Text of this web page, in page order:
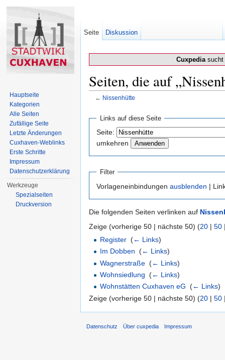
Cuxpediasucht
Seiten, die auf
← Nissenhütte
Links auf diese Seite
Seite:
umkehren
Filter
Vorlageneinbindungen ausblenden |
Die folgenden Seiten verlinken auf
Zeige (vorherige 50 | nächste 50) (20 | 50
Register (← Links)
Im Dobben
(← Links)
Wagnerstraße (← Links)
Wohnsiedlung
(← Links)
Wohnstätten Cuxhaven eG
(← Links)
Zeige (vorherige 50 | nächste 50) (20 | 50
Seite Diskussion
Hauptseite
Kategorien
Alle Seiten
Zufällige Seite
Letzte Änderungen
Cuxhaven-Weblinks
Erste Schritte
Impressum
Datenschutzerklärung
Werkzeuge
Spezialseiten
Druckversion
Datenschutz Über cuxpedia Impressum